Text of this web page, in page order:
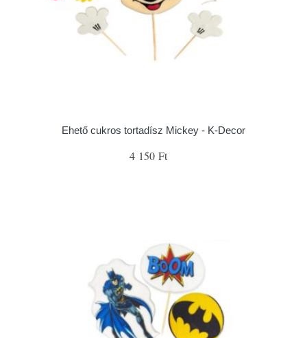
Ehető cukros tortadísz Mickey - K-Decor
4 150 Ft